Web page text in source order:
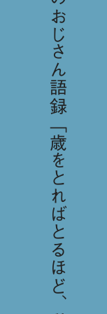
今日のおじさん語録